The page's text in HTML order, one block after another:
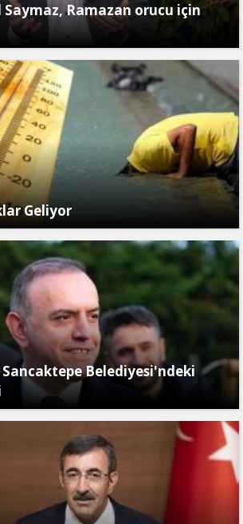
Ramazan orucu için
Geliyor
Sancaktepe Belediyesi'ndeki